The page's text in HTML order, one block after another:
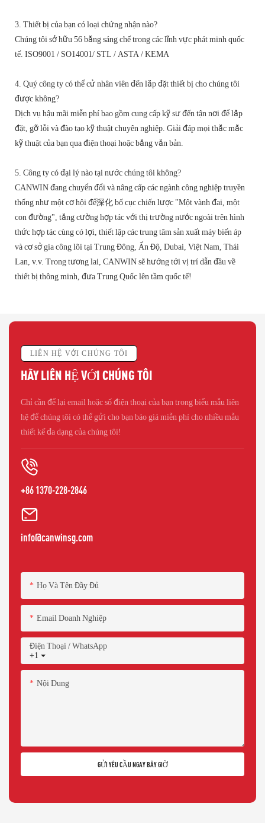
3. Thiết bị của bạn có loại chứng nhận nào?
Chúng tôi sở hữu 56 bằng sáng chế trong các lĩnh vực phát minh quốc
tế. ISO9001 / SO14001/ STL / ASTA / KEMA
4. Quý công ty có thể cử nhân viên đến lắp đặt thiết bị cho chúng tôi
được không?
Dịch vụ hậu mãi miễn phí bao gồm cung cấp kỹ sư đến tận nơi để lắp
đặt, gỡ lỗi và đào tạo kỹ thuật chuyên nghiệp. Giải đáp mọi thắc mắc
kỹ thuật của bạn qua điện thoại hoặc bằng văn bản.
5. Công ty có đại lý nào tại nước chúng tôi không?
CANWIN đang chuyển đổi và nâng cấp các ngành công nghiệp truyền
thống như một cơ hội để深化 bố cục chiến lược "Một vành đai, một
con đường", tăng cường hợp tác với thị trường nước ngoài trên hình
thức hợp tác cùng có lợi, thiết lập các trung tâm sản xuất máy biến áp
và cơ sở gia công lõi tại Trung Đông, Ấn Độ, Dubai, Việt Nam, Thái
Lan, v.v. Trong tương lai, CANWIN sẽ hướng tới vị trí dẫn đầu về
thiết bị thông minh, đưa Trung Quốc lên tầm quốc tế!
LIÊN HỆ VỚI CHÚNG TÔI
HÃY LIÊN HỆ VỚI CHÚNG TÔI
Chỉ cần để lại email hoặc số điện thoại của bạn trong biểu mẫu liên
hệ để chúng tôi có thể gửi cho bạn báo giá miễn phí cho nhiều mẫu
thiết kế đa dạng của chúng tôi!
+86 1370-228-2846
info@canwinsg.com
Họ Và Tên Đầy Đủ
Email Doanh Nghiệp
+1
Điện Thoại / WhatsApp
Nội Dung
GỬI YÊU CẦU NGAY BÂY GIỜ